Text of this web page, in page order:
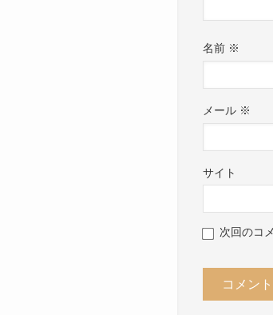
名前 ※
メール ※
サイト
次回のコ